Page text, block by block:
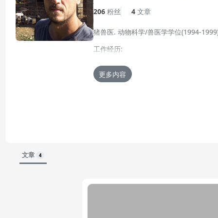
206粉丝 4文章
猪兽医. 动物科学/兽医学学位(1994-
工作经历:
1999-2001 奥纳特农场
2001-2003 Agroal公司 (猪兽医)
更多内容
文章 4